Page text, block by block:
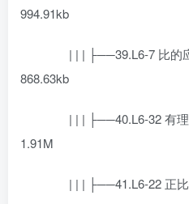
994.91kb
| | | ├──39.L6-7 比的
868.63kb
| | | ├──40.L6-32 有
1.91M
| | | ├──41.L6-22 正比